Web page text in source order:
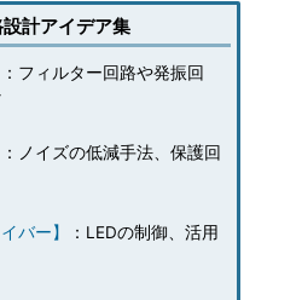
計アイデア集
：フィルター回路や発振回
：ノイズの低減手法、保護回
バー】
：LEDの制御、活用